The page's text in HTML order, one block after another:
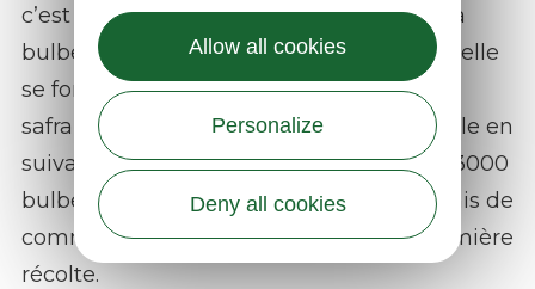
c’est vers la culture de cette petite fleur à
bulbe que Julie se tourne. Ainsi en 2023, elle
se forme dans la Creuse auprès d’une
safranière reconnue en France, et s’installe en
suivant sur la ferme, elle plante environ 3000
bulbes la même année, ce qui lui a permis de
commencer avec 20 g de pistils à la première
récolte.
Allow all cookies
Personalize
Deny all cookies